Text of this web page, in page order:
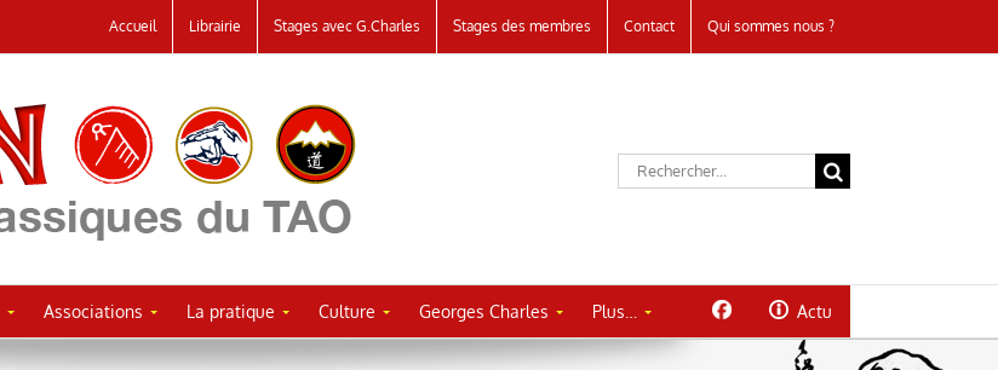
Accueil Librairie Stages avec G.Charles Stages des membres Contact Qui sommes nous ?
Rechercher:
Associations La pratique Culture Georges Charles Plus… Actu